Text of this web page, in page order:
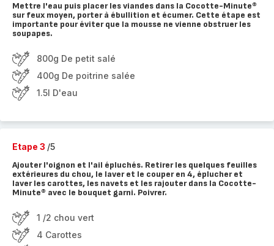
Mettre l'eau puis placer les viandes dans la Cocotte-Minute®
sur feux moyen, porter à ébullition et écumer. Cette étape est
importante pour éviter que la mousse ne vienne obstruer les
soupapes.
800g De petit salé
400g De poitrine salée
1.5l D'eau
Etape 3 /5
Ajouter l'oignon et l'ail épluchés. Retirer les quelques feuilles
extérieures du chou, le laver et le couper en 4, éplucher et
laver les carottes, les navets et les rajouter dans la Cocotte-
Minute® avec le bouquet garni. Poivrer.
1 /2 chou vert
4 Carottes